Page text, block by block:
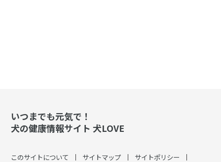
いつまでも元気で！
犬の健康情報サイト 犬LOVE
このサイトについて サイトマップ サイトポリシー